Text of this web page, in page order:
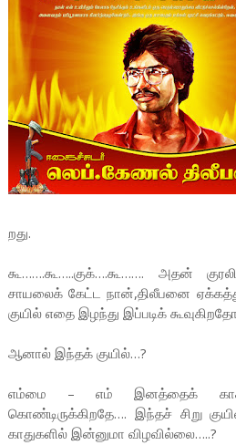
றது.
கூ…….கூ…..குக்….கூ……. அதன்
சாயலைக் கேட்ட நான்,திலீபனை
குயில் எதை இழந்து இப்படிக்
ஆனால் இந்தக் குயில்…?
எம்மை – எம் இனத்தைக்
கொண்டிருக்கிறதே…. இந்தச் சிறு
காதுகளில் இன்னுமா விழவில்லை…..?